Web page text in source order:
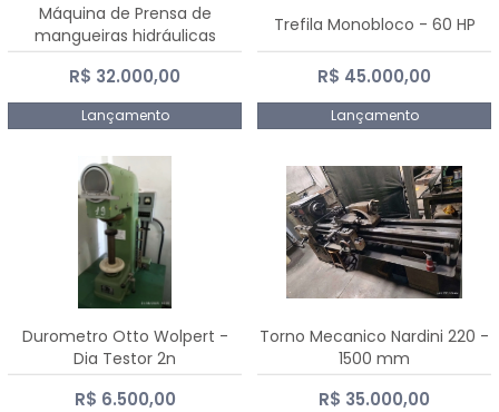
Máquina de Prensa de
mangueiras hidráulicas
PE50TF - 2017
R$ 32.000,00
Lançamento
Trefila Monobloco - 60 HP
R$ 45.000,00
Lançamento
Durometro Otto Wolpert -
Dia Testor 2n
R$ 6.500,00
Torno Mecanico Nardini 220 -
1500 mm
R$ 35.000,00